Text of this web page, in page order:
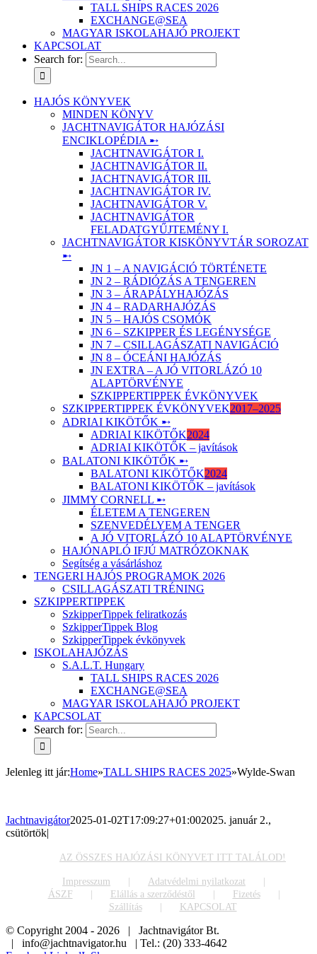
TALL SHIPS RACES 2026
EXCHANGE@SEA
MAGYAR ISKOLAHAJÓ PROJEKT
KAPCSOLAT
Search for:
HAJÓS KÖNYVEK
MINDEN KÖNYV
JACHTNAVIGÁTOR HAJÓZÁSI
ENCIKLOPÉDIA ➸
JACHTNAVIGÁTOR I.
JACHTNAVIGÁTOR II.
JACHTNAVIGÁTOR III.
JACHTNAVIGÁTOR IV.
JACHTNAVIGÁTOR V.
JACHTNAVIGÁTOR
FELADATGYŰJTEMÉNY I.
JACHTNAVIGÁTOR KISKÖNYVTÁR SOROZAT
➸
JN 1 – A NAVIGÁCIÓ TÖRTÉNETE
JN 2 – RÁDIÓZÁS A TENGEREN
JN 3 – ÁRAPÁLYHAJÓZÁS
JN 4 – RADARHAJÓZÁS
JN 5 – HAJÓS CSOMÓK
JN 6 – SZKIPPER ÉS LEGÉNYSÉGE
JN 7 – CSILLAGÁSZATI NAVIGÁCIÓ
JN 8 – ÓCEÁNI HAJÓZÁS
JN EXTRA – A JÓ VITORLÁZÓ 10
ALAPTÖRVÉNYE
SZKIPPERTIPPEK ÉVKÖNYVEK
SZKIPPERTIPPEK ÉVKÖNYVEK2017–2025
ADRIAI KIKÖTŐK ➸
ADRIAI KIKÖTŐK2024
ADRIAI KIKÖTŐK – javítások
BALATONI KIKÖTŐK ➸
BALATONI KIKÖTŐK2024
BALATONI KIKÖTŐK – javítások
JIMMY CORNELL ➸
ÉLETEM A TENGEREN
SZENVEDÉLYEM A TENGER
A JÓ VITORLÁZÓ 10 ALAPTÖRVÉNYE
HAJÓNAPLÓ IFJÚ MATRÓZOKNAK
Segítség a vásárláshoz
TENGERI HAJÓS PROGRAMOK 2026
CSILLAGÁSZATI TRÉNING
SZKIPPERTIPPEK
SzkipperTippek feliratkozás
SzkipperTippek Blog
SzkipperTippek évkönyvek
ISKOLAHAJÓZÁS
S.A.L.T. Hungary
TALL SHIPS RACES 2026
EXCHANGE@SEA
MAGYAR ISKOLAHAJÓ PROJEKT
KAPCSOLAT
Search for:
Jelenleg itt jár:Home»TALL SHIPS RACES 2025»Wylde-Swan
Jachtnavigátor2025-01-02T17:09:27+01:002025. január 2.,
csütörtök|
AZ ÖSSZES HAJÓZÁSI KÖNYVET ITT TALÁLOD!
Impresszum
Adatvédelmi nyilatkozat
ÁSZF
Elállás a szerződéstől
Fizetés
Szállítás
KAPCSOLAT
© Copyright 2004 - 2026 | Jachtnavigátor Bt.
| info@jachtnavigator.hu | Tel.: (20) 333-4642